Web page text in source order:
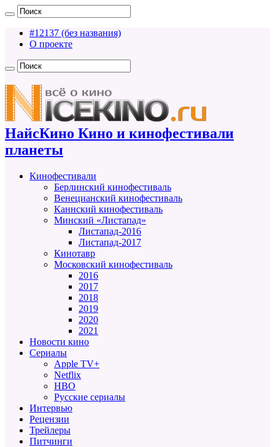
#12137 (без названия)
О проекте
НайсКино Кино и кинофестивали
планеты
Кинофестивали
Берлинский кинофестиваль
Венецианский кинофестиваль
Каннский кинофестиваль
Минский «Листапад»
Листапад-2016
Листапад-2017
Кинотавр
Московский кинофестиваль
2016
2017
2018
2019
2020
2021
Новости кино
Сериалы
Apple TV+
Netflix
HBO
Русские сериалы
Интервью
Рецензии
Трейлеры
Питчинги